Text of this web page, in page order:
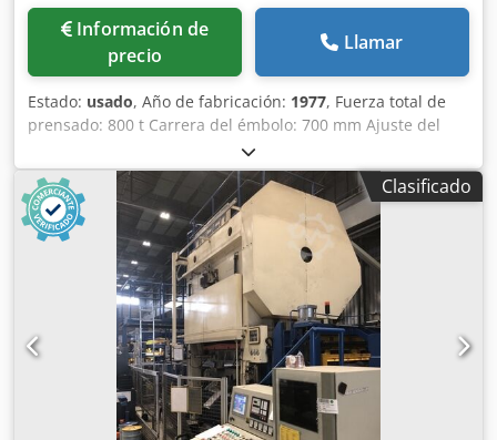
Información de
precio
Llamar
Estado: usado, Año de fabricación: 1977, Fuerza total de
prensado: 800 t Carrera del émbolo: 700 mm Ajuste del
émbolo: 600 mm Altura de instalación (carrera abajo,
ajuste arriba): 1500 mm Distancia entre montantes
izquierda-derecha: 3800 mm Dsdsyxmulspfx Albskr
Distancia entre montantes lateralmente: 1450 x 1100 mm
Superficie de sujeción de mesa aprox.: 3500 x 1900 mm
Superficie de sujeción del émbolo aprox.: 3500 x 1900 mm
Fuerza del cojín de tracción en la mesa: 150 t Carrera del
cojín de tracción: 250 mm Superficie del cojín de tracción:
2780 x 1570 mm Número de carreras por minuto: 7 - 18
min-1 Consumo de potencia: 120 kW Altura sobre el suelo
aprox.: 9510 mm Peso de la máquina aprox.: 260 t
Equipamiento estándar Protección hidráulica contra
sobrecarga 2 cilindros para el cojín de tracción
Clasificado